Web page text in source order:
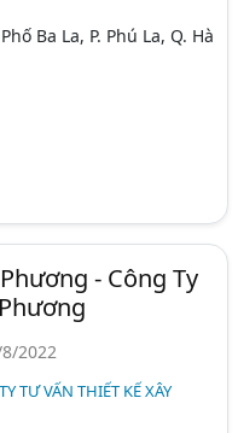
Ba La, P. Phú La, Q. Hà
- Công Ty
2022
TƯ VẤN THIẾT KẾ XÂY